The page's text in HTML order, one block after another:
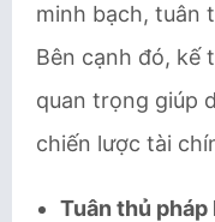
minh bạch, tuân
Bên cạnh đó, kế
quan trọng giúp
chiến lược tài
Tuân thủ pháp